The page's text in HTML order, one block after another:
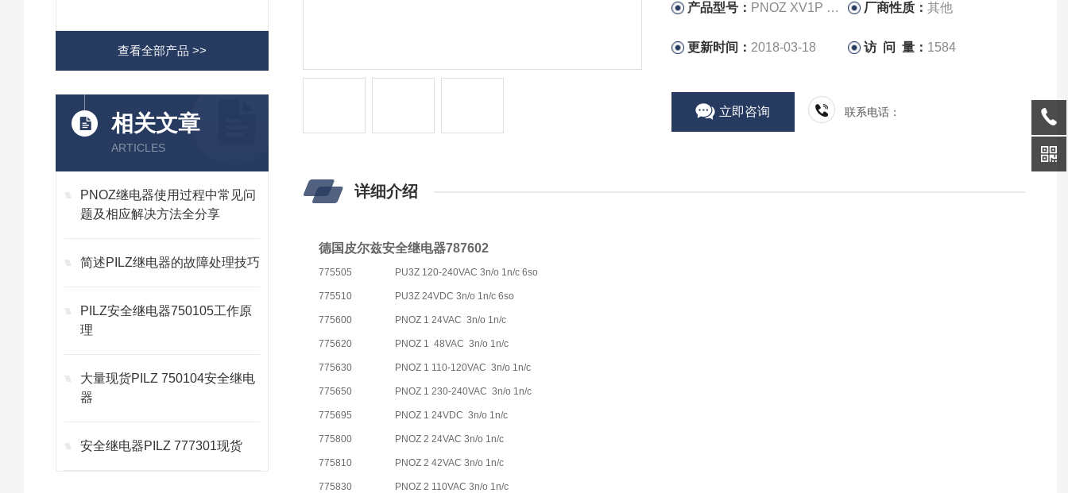
查看全部产品 >>
相关文章
ARTICLES
PNOZ继电器使用过程中常见问
题及相应解决方法全分享
简述PILZ继电器的故障处理技巧
PILZ安全继电器750105工作原
理
大量现货PILZ 750104安全继电
器
安全继电器PILZ 777301现货
安全功用在工业设备上的运用在发达国家已十分广泛，例如
产品型号： PNOZ XV1P C 30/2 厂商性质：其他
更新时间： 2018-03-18 访 问 量： 1584
立即咨询 联系电话：
详细介绍
德国皮尔兹安全继电器787602
775505 PU3Z 120-240VAC 3n/o 1n/c 6so
775510 PU3Z 24VDC 3n/o 1n/c 6so
775600 PNOZ 1 24VAC 3n/o 1n/c
775620 PNOZ 1 48VAC 3n/o 1n/c
775630 PNOZ 1 110-120VAC 3n/o 1n/c
775650 PNOZ 1 230-240VAC 3n/o 1n/c
775695 PNOZ 1 24VDC 3n/o 1n/c
775800 PNOZ 2 24VAC 3n/o 1n/c
775810 PNOZ 2 42VAC 3n/o 1n/c
775830 PNOZ 2 110VAC 3n/o 1n/c